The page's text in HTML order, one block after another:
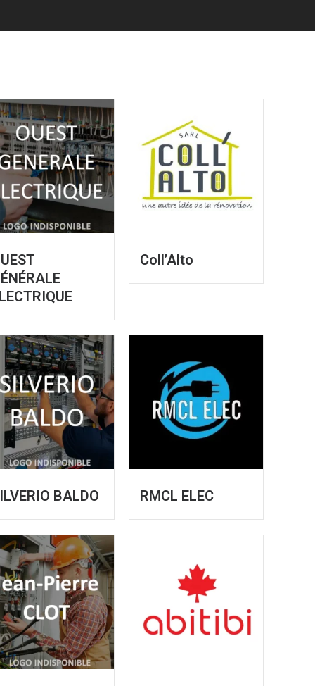
Coll’Alto
BALDO RMCL ELEC